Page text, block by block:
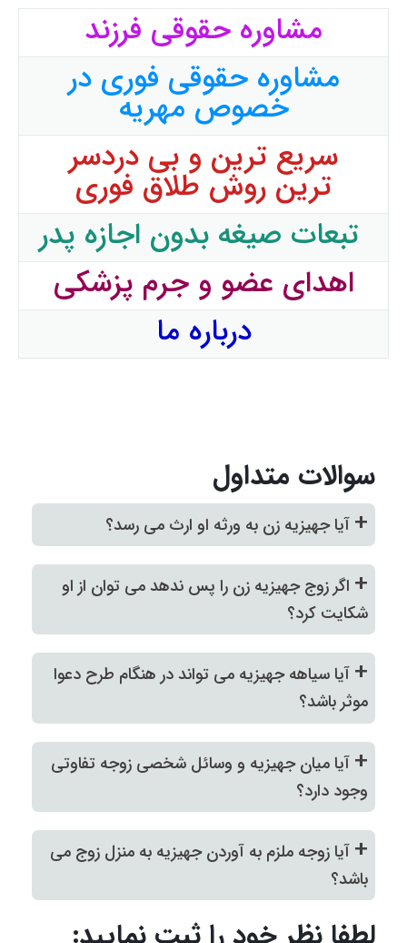
مشاوره حقوقی فرزند
مشاوره حقوقی فوری در
خصوص مهریه
سریع ترین و بی دردسر
ترین روش طلاق فوری
تبعات صیغه بدون اجازه پدر
اهدای عضو و جرم پزشکی
درباره ما
سوالات متداول
+ آیا جهیزیه زن به ورثه او ارث می رسد؟
+ اگر زوج جهیزیه زن را پس ندهد می توان از او
شکایت کرد؟
+ آیا سیاهه جهیزیه می تواند در هنگام طرح دعوا
موثر باشد؟
+ آیا میان جهیزیه و وسائل شخصی زوجه تفاوتی
وجود دارد؟
+ آیا زوجه ملزم به آوردن جهیزیه به منزل زوج می
باشد؟